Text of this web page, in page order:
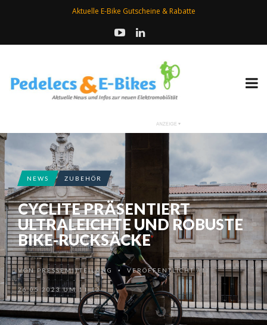
Aktuelle E-Bike Gutscheine & Rabatte
NEWS ZUBEHÖR
CYCLITE PRÄSENTIERT
ULTRALEICHTE UND ROBUSTE
BIKE-RUCKSÄCKE
VON PRESSEMITTEILUNG • VERÖFFENTLICHT AM
26.05.2023 UM 11:12